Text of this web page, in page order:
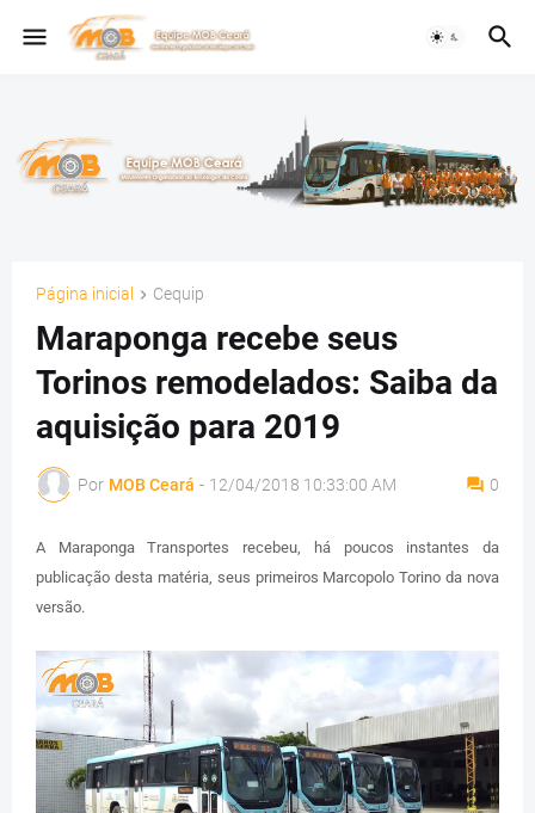
Página inicial Cequip
Maraponga recebe seus
Torinos remodelados: Saiba da
aquisição para 2019
Por MOB Ceará - 12/04/2018 10:33:00 AM 0
A Maraponga Transportes recebeu, há poucos instantes da
publicação desta matéria, seus primeiros Marcopolo Torino da nova
versão.